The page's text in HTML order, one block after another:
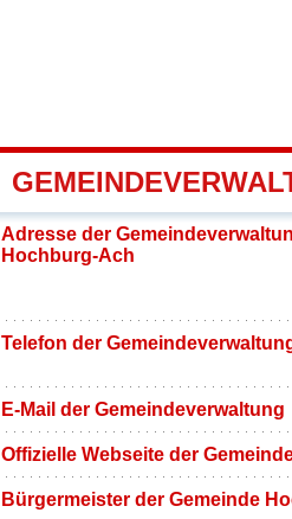
Adresse der
Hochburg-Ach
Telefon der
E-Mail der Gemeindeverwaltung
Offizielle Webseite der
Bürgermeister der Gemeinde